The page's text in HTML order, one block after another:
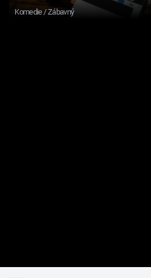
Komedie / Zábavný